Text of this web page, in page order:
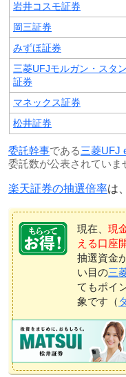
岩井コスモ証券
岡三証券
みずほ証券
三菱UFJモルガン・スタ
証券
マネックス証券
松井証券
委託幹事である三菱UFJ
委託数が公表されていま
楽天証券の抽選倍率は、
現在、 現
える口座
抽選資金
い目の三
てもポイ
象です（